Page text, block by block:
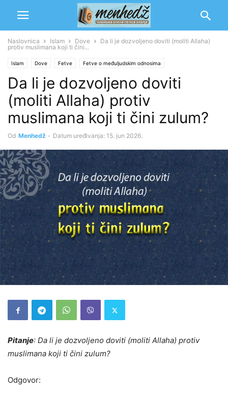
Naslovnica Islam Dove
Da li je dozvoljeno doviti (moliti Allaha)
protiv muslimana koji ti čini...
Islam Dove Fetve Fetve o međuljudskim odnosima
Da li je dozvoljeno doviti
(moliti Allaha) protiv
muslimana koji ti čini zulum?
Od Menhedž - Datum uređivanja: 15. jun 2026.
Pitanje: Da li je dozvoljeno doviti (moliti Allaha) protiv
muslimana koji ti čini zulum?
Odgovor: